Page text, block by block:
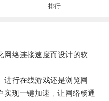
排行
络连接速度而设计的软
行在线游戏还是浏览网
实现一键加速，让网络畅通